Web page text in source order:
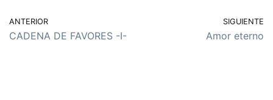
ANTERIOR
CADENA DE FAVORES -I-
SIGUIENTE
Amor eterno